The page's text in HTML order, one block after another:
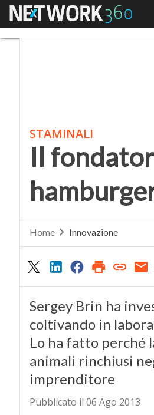
Menu
STAMINALI
Il
Home Innovazione
Sergey Brin ha
coltivando in
Lo ha fatto perché
animali rinchiusi
imprenditore
Pubblicato il 06 Ago 2013